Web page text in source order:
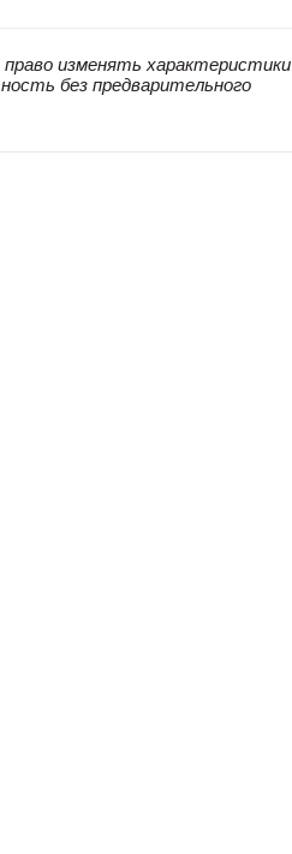
изменять характеристики
без предварительного